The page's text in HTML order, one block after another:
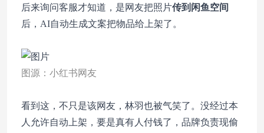
后来询问客服才知道，是网友把照片传到闲鱼空间
后，AI自动生成文案把物品给上架了。
图源：小红书网友
看到这，不只是该网友，林羽也被气笑了。没经过本
人允许自动上架，要是真有人付钱了，品牌负责现偷